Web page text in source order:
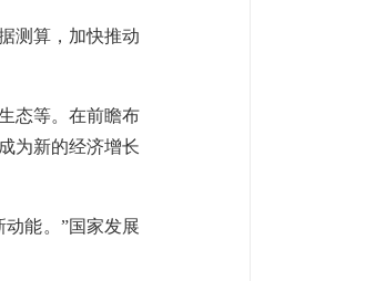
测算，加快推动
态等。在前瞻布
为新的经济增长
能。”国家发展